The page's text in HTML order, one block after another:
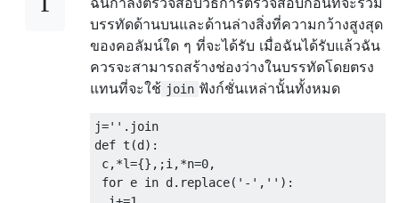
บรรทัดด้านบนและด้านล่างสิ่งที่ความกว้างสูงสุด
ของคอลัมน์ใด ๆ ที่จะได้รับ เมื่อฉันได้รับแล้วฉัน
ควรจะสามารถสร้างช่องว่างในบรรทัดโดยตรง
แทนที่จะใช้ join ฟังก์ชั่นเหล่านั้นทั้งหมด
j='' .
def t (d ):
c,*l={},;i ,*n=0,
for e in d . replace( '-' , '' ):